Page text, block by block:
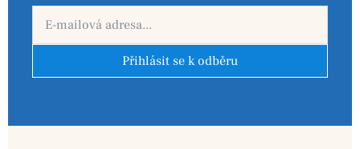
Přihlásit se k odběru